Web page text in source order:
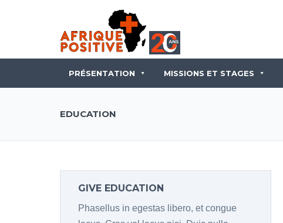
PRÉSENTATION MISSIONS ET STAGES
EDUCATION
GIVE EDUCATION
Phasellus in egestas libero, et congue